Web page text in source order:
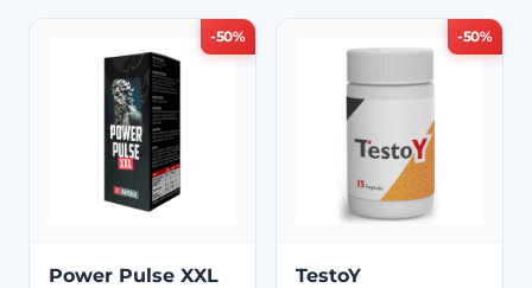
-50%
Power Pulse XXL
-50%
TestoY